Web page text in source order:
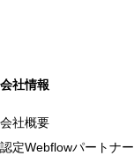
会社情報
会社概要
認定Webflowパートナー